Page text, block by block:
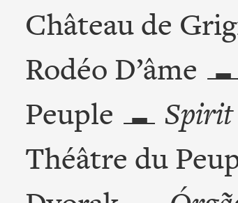
Château de
Rodéo D’âme
Peuple
Spirit
Théâtre du